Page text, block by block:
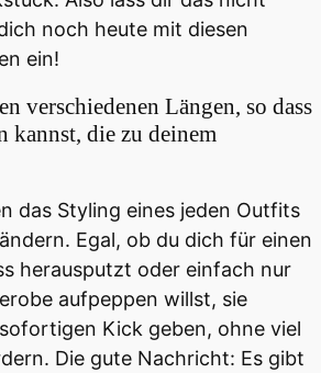
noch heute mit diesen
ein!
verschiedenen Längen, so dass
kannst, die zu deinem
das Styling eines jeden Outfits
Egal, ob du dich für einen
herausputzt oder einfach nur
aufpeppen willst, sie
Kick geben, ohne viel
Die gute Nachricht: Es gibt